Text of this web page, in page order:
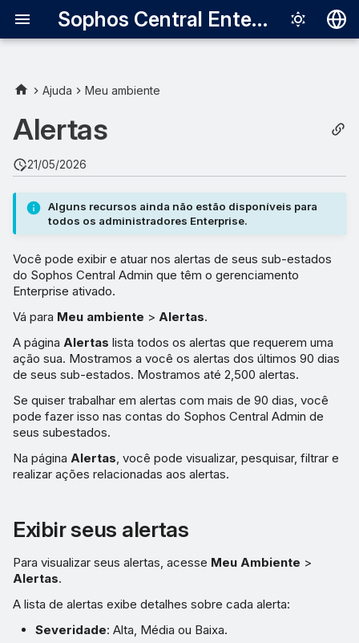
Sophos Central Enterprise
Italiano
日本語
Português
automaticamente
Agrupar alertas
Filtrar alertas
Personalizar colunas
Adotar medidas contra os
alertas
Fechar alertas
Frequência de alerta por e-
mail
Exportar para CSV
Ajuda Meu ambiente
Alertas
21/05/2026
Alguns recursos ainda não estão disponíveis para
todos os administradores Enterprise.
Você pode exibir e atuar nos alertas de seus sub-estados
do Sophos Central Admin que têm o gerenciamento
Enterprise ativado.
Vá para Meu ambiente > Alertas.
A página Alertas lista todos os alertas que requerem uma
ação sua. Mostramos a você os alertas dos últimos 90 dias
de seus sub-estados. Mostramos até 2,500 alertas.
Se quiser trabalhar em alertas com mais de 90 dias, você
pode fazer isso nas contas do Sophos Central Admin de
seus subestados.
Na página Alertas, você pode visualizar, pesquisar, filtrar e
realizar ações relacionadas aos alertas.
Exibir seus alertas
Para visualizar seus alertas, acesse Meu Ambiente >
Alertas.
A lista de alertas exibe detalhes sobre cada alerta:
Severidade: Alta, Média ou Baixa.